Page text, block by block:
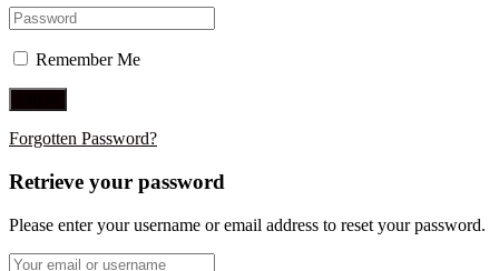
Remember Me
Forgotten Password?
Retrieve your password
Please enter your username or email address to reset your password.